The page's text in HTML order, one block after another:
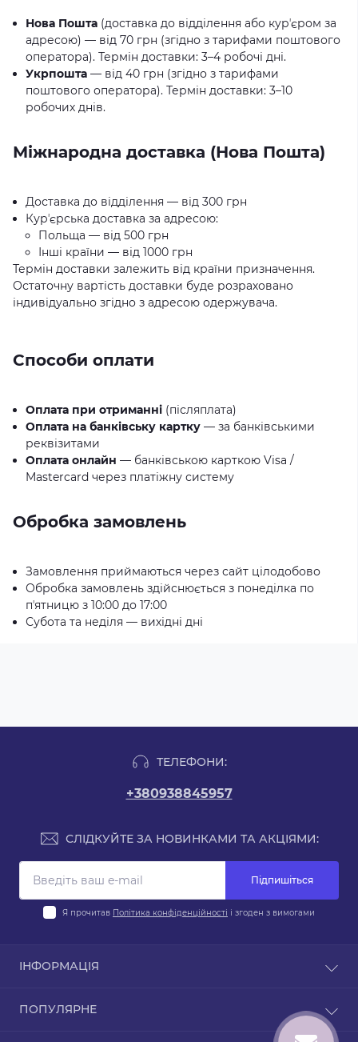
Нова Пошта (доставка до відділення або курʼєром за
адресою) — від 70 грн (згідно з тарифами поштового
оператора). Термін доставки: 3–4 робочі дні.
Укрпошта — від 40 грн (згідно з тарифами
поштового оператора). Термін доставки: 3–10
робочих днів.
Міжнародна доставка (Нова Пошта)
Доставка до відділення — від 300 грн
Курʼєрська доставка за адресою:
Польща — від 500 грн
Інші країни — від 1000 грн
Термін доставки залежить від країни призначення.
Остаточну вартість доставки буде розраховано
індивідуально згідно з адресою одержувача.
Способи оплати
Оплата при отриманні (післяплата)
Оплата на банківську картку — за банківськими
реквізитами
Оплата онлайн — банківською карткою Visa /
Mastercard через платіжну систему
Обробка замовлень
Замовлення приймаються через сайт цілодобово
Обробка замовлень здійснюється з понеділка по
пʼятницю з 10:00 до 17:00
Субота та неділя — вихідні дні
ТЕЛЕФОНИ:
+380938845957
СЛІДКУЙТЕ ЗА НОВИНКАМИ ТА АКЦІЯМИ:
Підпишіться
Я прочитав Політика конфіденційності і згоден з вимогами
ІНФОРМАЦІЯ
Договір публічної оферти
ПОПУЛЯРНЕ